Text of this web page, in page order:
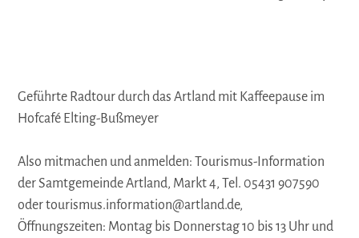
Geführte Radtour durch das Artland mit Kaffeepause im
Hofcafé Elting-Bußmeyer
Also mitmachen und anmelden: Tourismus-Information
der Samtgemeinde Artland, Markt 4, Tel. 05431 907590
oder tourismus.information@artland.de,
Öffnungszeiten: Montag bis Donnerstag 10 bis 13 Uhr und